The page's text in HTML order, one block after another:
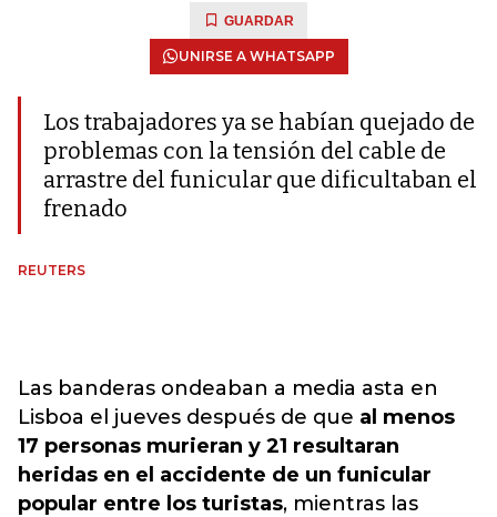
GUARDAR
UNIRSE A WHATSAPP
Los trabajadores ya se habían quejado de
problemas con la tensión del cable de
arrastre del funicular que dificultaban el
frenado
REUTERS
Las banderas ondeaban a media asta en
Lisboa el jueves después de que al menos
17 personas murieran y 21 resultaran
heridas en el accidente de un funicular
popular entre los turistas, mientras las